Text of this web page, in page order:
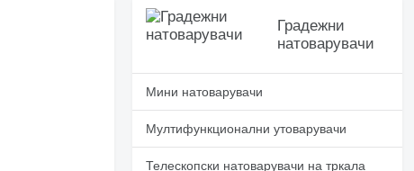
Градежни
натоварувачи
Мини натоварувачи
Мултифункционални утоварувачи
Телескопски натоварувачи на тркала